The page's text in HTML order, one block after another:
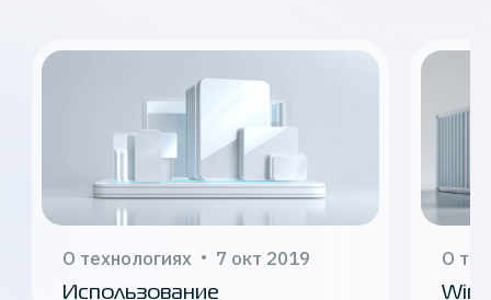
О технологиях 7 окт 2019
Использование
О